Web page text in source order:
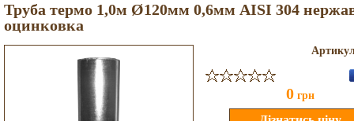
Труба термо 1,0м Ø120мм 0,6мм AISI 304
оцинковка
0 грн